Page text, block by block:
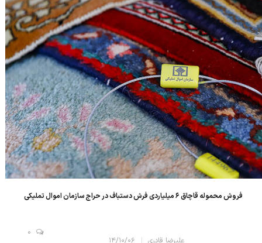
فروش محموله قاچاق ۶ میلیاردی فرش دستباف در حراج سازمان اموال تملیکی
0